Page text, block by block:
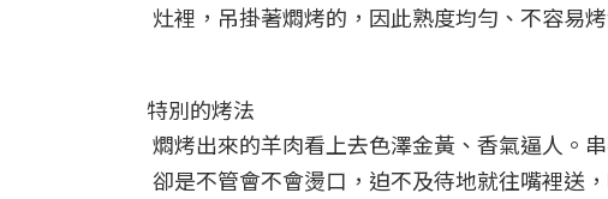
灶裡，吊掛著燜烤的，因此熟度均勻、不容易烤
特別的烤法
燜烤出來的羊肉看上去色澤金黃、香氣逼人。
卻是不管會不會燙口，迫不及待地就往嘴裡